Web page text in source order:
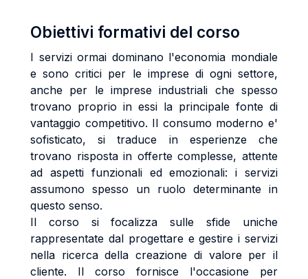
Obiettivi formativi del corso
I servizi ormai dominano l'economia mondiale
e sono critici per le imprese di ogni settore,
anche per le imprese industriali che spesso
trovano proprio in essi la principale fonte di
vantaggio competitivo. Il consumo moderno e'
sofisticato, si traduce in esperienze che
trovano risposta in offerte complesse, attente
ad aspetti funzionali ed emozionali: i servizi
assumono spesso un ruolo determinante in
questo senso.
Il corso si focalizza sulle sfide uniche
rappresentate dal progettare e gestire i servizi
nella ricerca della creazione di valore per il
cliente. Il corso fornisce l'occasione per